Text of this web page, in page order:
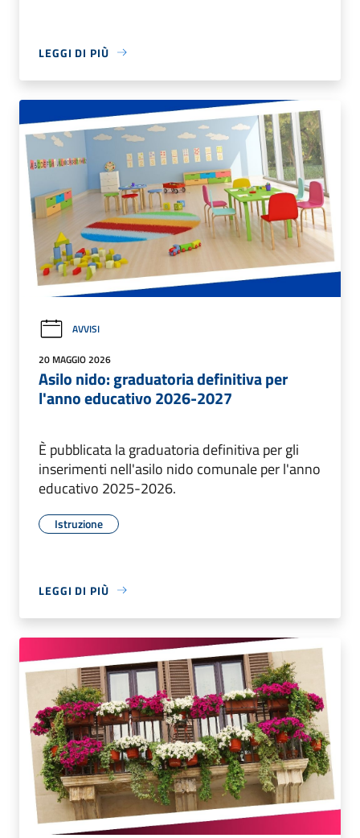
LEGGI DI PIÙ
AVVISI
20 MAGGIO 2026
Asilo nido: graduatoria definitiva per
l'anno educativo 2026-2027
È pubblicata la graduatoria definitiva per gli
inserimenti nell'asilo nido comunale per l'anno
educativo 2025-2026.
Istruzione
LEGGI DI PIÙ